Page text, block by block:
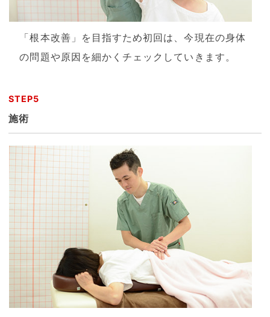
「根本改善」を目指すため初回は、今現在の身体
の問題や原因を細かくチェックしていきます。
STEP5
施術